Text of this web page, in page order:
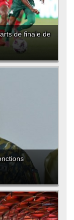
de finale de